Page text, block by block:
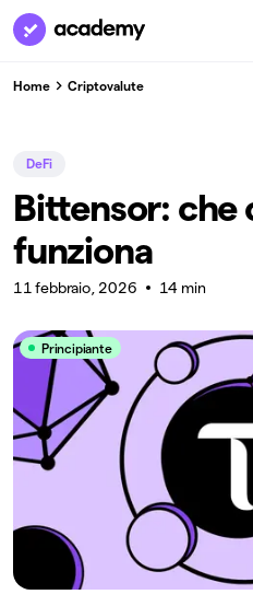
Home Criptovalute
DeFi
Bittensor: che
funziona
11 febbraio, 2026 14 min
Principiante